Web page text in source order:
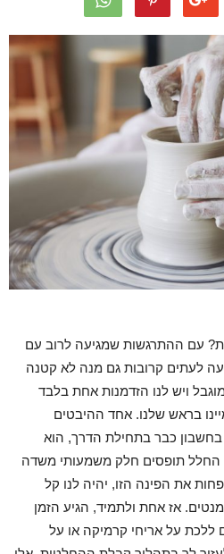
עם ההתרגשות שמגיעה לרוב עם
לעתים קרובות גם מנה לא קטנה
ויש לנו הזדמנות אחת בלבד
בראש שלנו. אחד ההיבטים
כבר בתחילת הדרך, הוא
החלל תופסים חלק משמעותי משדה
את הפינה הזו, יהיה לנו קל
אז אחת ולתמיד, הגיע הזמן
על אריחי קרמיקה או על